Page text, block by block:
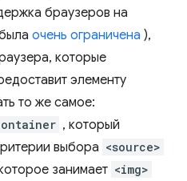
браузеров на
очень ограничена ),
которые
элементу
то же самое:
, который
выбора <source>
занимает <img>